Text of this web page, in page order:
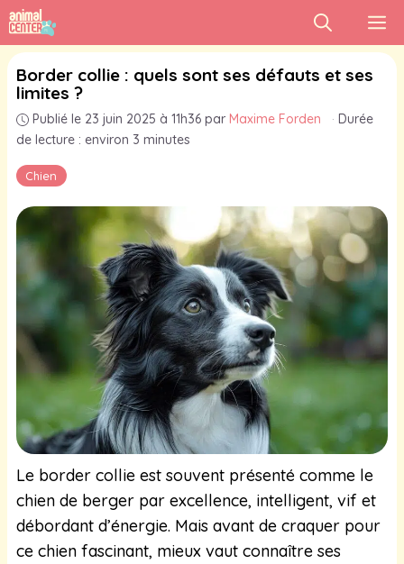
Aller
au
contenu
Chien
Border collie : quels sont ses défauts et ses
limites ?
Publié le 23 juin 2025 à 11h36 par Maxime Forden · Durée
de lecture : environ 3 minutes
Le border collie est souvent présenté comme le
chien de berger par excellence, intelligent, vif et
débordant d’énergie. Mais avant de craquer pour
ce chien fascinant, mieux vaut connaître ses